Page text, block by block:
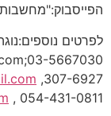
307-6927,
054-431-0811 ,